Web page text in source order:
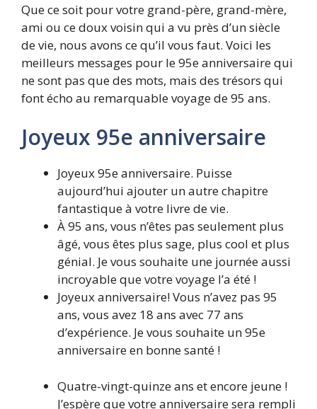
Que ce soit pour votre grand-père, grand-mère,
ami ou ce doux voisin qui a vu près d’un siècle
de vie, nous avons ce qu’il vous faut. Voici les
meilleurs messages pour le 95e anniversaire qui
ne sont pas que des mots, mais des trésors qui
font écho au remarquable voyage de 95 ans.
Joyeux 95e anniversaire
Joyeux 95e anniversaire. Puisse
aujourd’hui ajouter un autre chapitre
fantastique à votre livre de vie.
À 95 ans, vous n’êtes pas seulement plus
âgé, vous êtes plus sage, plus cool et plus
génial. Je vous souhaite une journée aussi
incroyable que votre voyage l’a été !
Joyeux anniversaire! Vous n’avez pas 95
ans, vous avez 18 ans avec 77 ans
d’expérience. Je vous souhaite un 95e
anniversaire en bonne santé !
Quatre-vingt-quinze ans et encore jeune !
J’espère que votre anniversaire sera rempli